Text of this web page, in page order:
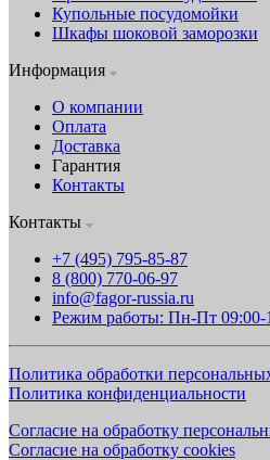
Купольные посудомойки
Шкафы шоковой заморозки
Информация
О компании
Оплата
Доставка
Гарантия
Контакты
Контакты
+7 (495) 795-85-87
8 (800) 770-06-97
info@fagor-russia.ru
Режим работы: Пн-Пт 09:00-
Политика обработки
Политика конфиденциальности
Согласие на обработку
Согласие на обработку cookies